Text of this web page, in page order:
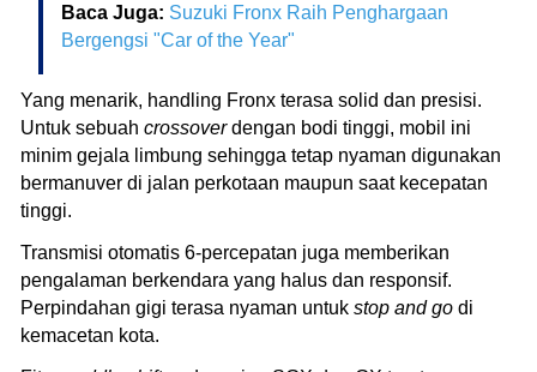
Baca Juga: Suzuki Fronx Raih Penghargaan
Bergengsi "Car of the Year"
Yang menarik, handling Fronx terasa solid dan presisi.
Untuk sebuah crossoverdengan bodi tinggi, mobil ini
minim gejala limbung sehingga tetap nyaman digunakan
bermanuver di jalan perkotaan maupun saat kecepatan
tinggi.
Transmisi otomatis 6-percepatan juga memberikan
pengalaman berkendara yang halus dan responsif.
Perpindahan gigi terasa nyaman untuk stop and go di
kemacetan kota.